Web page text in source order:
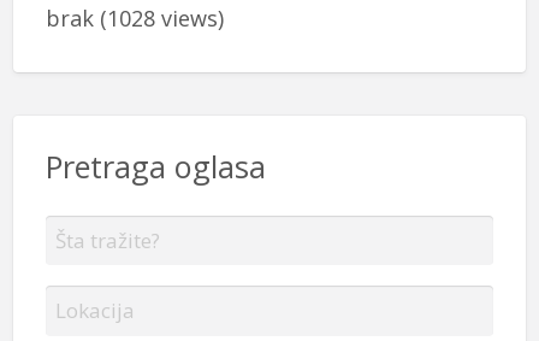
brak(1028 views)
Pretraga oglasa